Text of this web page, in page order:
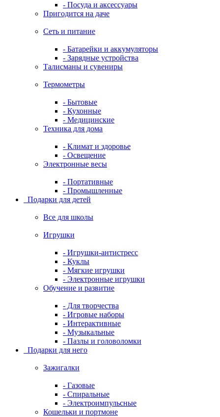
- Посуда и аксессуары
Пригодится на даче
Сеть и питание
- Батарейки и аккумуляторы
- Зарядные устройства
Талисманы и сувениры
Термометры
- Бытовые
- Кухонные
- Медицинские
Техника для дома
- Климат и здоровье
- Освещение
Электронные весы
- Портативные
- Промышленные
Подарки для детей
Все для школы
Игрушки
- Игрушки-антистресс
- Куклы
- Мягкие игрушки
- Электронные игрушки
Обучение и развитие
- Для творчества
- Игровые наборы
- Интерактивные
- Музыкальные
- Пазлы и головоломки
Подарки для него
Зажигалки
- Газовые
- Спиральные
- Электроимпульсные
Кошельки и портмоне